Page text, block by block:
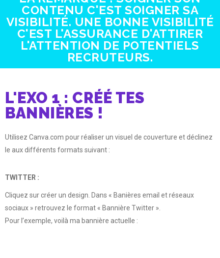
CONTENU C'EST SOIGNER SA
VISIBILITÉ. UNE BONNE VISIBILITÉ
C'EST L'ASSURANCE D'ATTIRER
L'ATTENTION DE POTENTIELS
RECRUTEURS.
L'EXO 1 : CRÉÉ TES
BANNIÈRES !
Utilisez Canva.com pour réaliser un visuel de couverture et déclinez
le aux différents formats suivant :
TWITTER :
Cliquez sur créer un design. Dans « Banières email et réseaux
sociaux » retrouvez le format « Bannière Twitter ».
Pour l’exemple, voilà ma bannière actuelle :